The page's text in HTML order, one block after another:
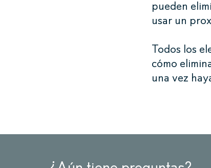
pueden
usar un
Todos los
cómo
una vez